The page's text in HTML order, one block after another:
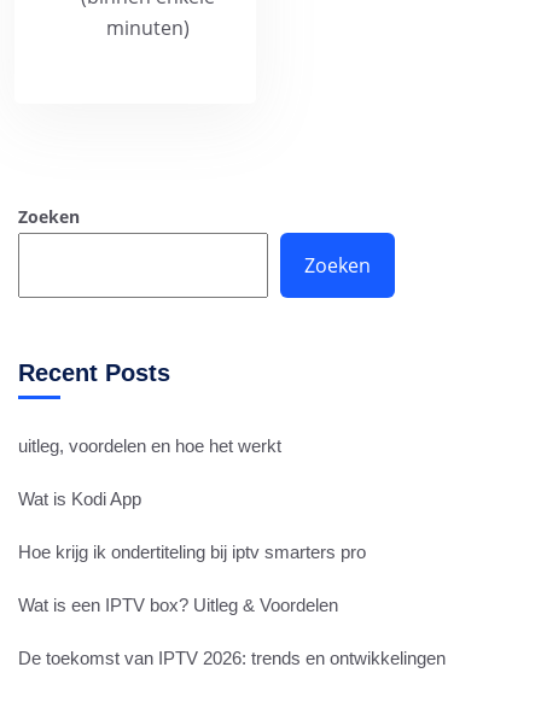
minuten)
Zoeken
Zoeken
Recent Posts
uitleg, voordelen en hoe het werkt
Wat is Kodi App
Hoe krijg ik ondertiteling bij iptv smarters pro
Wat is een IPTV box? Uitleg & Voordelen
De toekomst van IPTV 2026: trends en ontwikkelingen